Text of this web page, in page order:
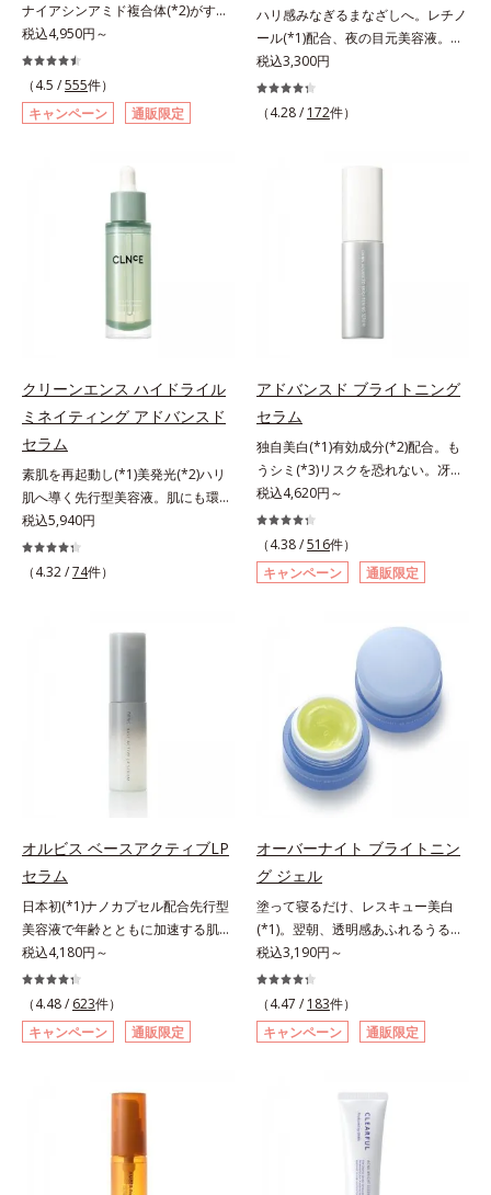
ナイアシンアミド複合体(*2)がすば
やく浸透(*3)。ピンと、パッと。大
人の肌にハリ感を。シワ改善×美白
(*1)美容液。ポーラ化成 研究所の独
自研究で見出した、速攻型ナイアシ
ンアミド複合体(*2)と浸透サポート
有効成分「ナイアシンアミド」の浸
透スピードがアップ(*5)し、浸透し
にくい大人肌の深く(*3)まで素早く
届けます。真皮のコラーゲン産生を
促進し、年齢とともに刻まれる深い
メラニン生成を防ぎ未来のシミ・ソ
バカスを予防します。さらに独自研
(*6)で大人肌にハリ感をプラス。す
るっと伸び広がるテクスチャー
で、"顔全体にご使用いただける設
計"。見えているシワはもちろん、
自分では気づきにくい死角のシワの
改善にも効果を発揮します。*1 メ
ラニンの生成を抑え、シミ・ソバカ
スを防ぐ*2 ナイアシンアミド（有
効成分）、水添大豆リン脂質、フィ
素地、ホホバアルコール、トリステ
方との比較*6 ドクダミエキス、シ
クロヘキサンジカルボン酸ビスエト
キシジグリコール（保湿）＜使用量
目安＞パール1粒程度＜ご使用ステ
ップ＞洗顔料 ⇒ 化粧水 ⇒ ザ リン
の使用回数＞通常サイズ：約90回
（1.5ヵ月程度）ラージサイズ：約
180回（3ヵ月程度）各商品の詳し
い情報は商品ページをご覧くださ
い。・BEAUTY夏祭りは、こちら
税込4,950円～
（4.5 /555件）
キャンペーン
通販限定
ハリ感みなぎるまなざしへ。レチノ
ール(*1)配合、夜の目元美容液。オ
ルビスの目元技術を結集し、ハリ感
みなぎるまなざしへ。レチノール
(*1)配合の目元美容液です。目元悩
り、肌表面にピン！としたハリ感を
与え、さらに疑似セラミド(*3)が角
層の隙間に浸透(*4)。夜のスキンケ
アの最後にプラスすることで乾燥に
よる小ジワを目立たなくし、ハリ感
チノール配合＝保湿成分*2 パルミ
成分*3 ラウロイルグルタミン酸ジ
（フィトステリル/オクチルドデシ
ル）配合＝保湿成分*4 角層まで
税込3,300円
（4.28 / 172件）
クリーンエンス ハイドライル
ミネイティング アドバンスド
セラム
素肌を再起動し(*1)美発光(*2)ハリ
肌へ導く先行型美容液。肌にも環境
にも、いいことを——。
「CLEANENCE（クリーンエン
ス）」が目指すのは、まっさらな素
されるはずだった原料や資源を「ア
めるような加工を行う）」。不要と
されるものを生まれ変わらせて新し
いパワーを引き出し、サイエンスの
力でまっさらな素肌へと導くクリー
ンビューティブランドです。
税込5,940円
（4.32 /74件）
アドバンスド ブライトニング
セラム
独自美白(*1)有効成分(*2)配合。も
うシミ(*3)リスクを恐れない。冴え
わたる透明美肌(*4)へ。先端肌科学
が導く、透明感あふれる輝き(*4)
へ。今の自分の肌も未来の肌もあき
らめない、自分史上最高の冴えわた
る透明美肌(*4)を目指すには、美肌
ミを予防するお手入れを続けること
が大切だと考えました。そこで、ポ
ーラ・オルビスグループ独自の美白
(*1)有効成分「m-ピクセノール（デ
クスパンテノールW）」を配合。シ
ミの原因になると考えられる“メラ
ニンの塊”を居座らせない(*1)、粉砕
と排出サポート(*5)の2ステップで
メラニンの蓄積を抑え、シミ・ソバ
カスを防ぎます。さらに、「アルテ
アネスレ(*6)」を配合し、うるおい
に満ちた自分本来の澄み渡るような
透明感を目指します。手に取った
時、なじませた時、後肌、と3段階
に変化するテクスチャーは、肌にす
ばやくなじみ、毎日の美白ケアを楽
しくする使いごこちを叶えました。
*1 メラニンの蓄積を抑え、シミ・
ソバカスを防ぐ*2 デクスパンテノ
と*4 うるおいによる透明感のある
肌*5 ターンオーバーを促進して、
メラニンの塊を微細化すること*6
アルテアエキス配合＝保湿成分各商
品の詳しい情報は商品ページをご覧
税込4,620円～
（4.38 /516件）
キャンペーン
通販限定
オルビス ベースアクティブLP
セラム
日本初(*1)ナノカプセル配合先行型
美容液で年齢とともに加速する肌悩
み(*2)にブレーキを。スキンケアの
打ち止め感に。年齢とともに加速す
る肌悩み(*2)にブレーキをかけ、化
粧水前の土台(*3)づくりで、うるお
いに満ち満ちた内側から弾むような
と不安…。いろいろケアしているの
そんな大人の肌悩みにアプローチす
る先行型美容液です。日本初(*1)、
毛穴約1/1000ナノサイズの極小カ
税込4,180円～
（4.48 / 623件）
キャンペーン
通販限定
オーバーナイト ブライトニン
グ ジェル
塗って寝るだけ、レスキュー美白
(*1)。翌朝、透明感あふれるうるぷ
る肌を叶える、お守り涼感ジェルパ
ック。紫外線を浴びた日の夜は、ひ
んやり気持ちいいジェルでお肌をレ
スキュー！ メラニンの産生指令が
活発になる夜の肌環境に着目して、
(*2)ツヤ肌”へと整える夜用ジェルパ
ックです。ぷるぷるジェルを肌にの
せると、シートマスクのようにピタ
ッと密着。水ハリ膜が肌のうるおい
をキープしながら、やわらかさをア
税込3,190円～
（4.47 / 183件）
キャンペーン
通販限定